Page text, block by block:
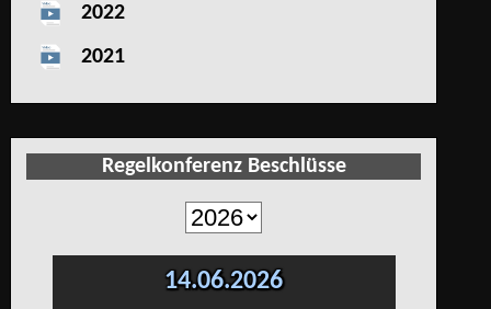
2022
2021
Regelkonferenz Beschlüsse
14.06.2026